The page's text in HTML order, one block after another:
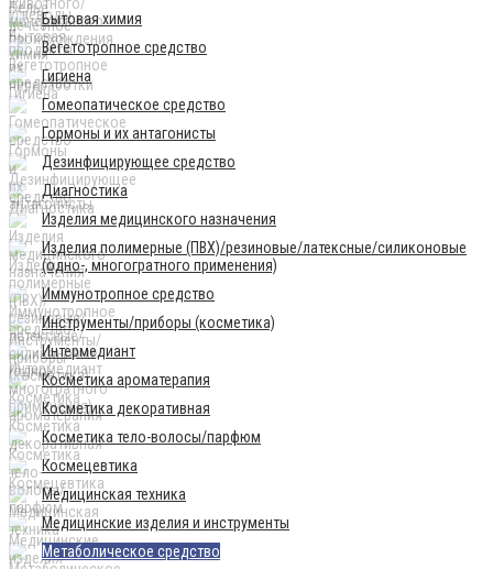
Бытовая химия
Вегетотропное средство
Гигиена
Гомеопатическое средство
Гормоны и их антагонисты
Дезинфицирующее средство
Диагностика
Изделия медицинского назначения
Изделия полимерные (ПВХ)/резиновые/латексные/силиконовые
(одно-, многогратного применения)
Иммунотропное средство
Инструменты/приборы (косметика)
Интермедиант
Косметика ароматерапия
Косметика декоративная
Косметика тело-волосы/парфюм
Космецевтика
Медицинская техника
Медицинские изделия и инструменты
Метаболическое средство